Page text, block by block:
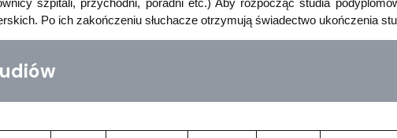
szpitali, przychodni, poradni etc.) Aby rozpocząć studia
Po ich zakończeniu słuchacze otrzymują świadectwo ukończenia